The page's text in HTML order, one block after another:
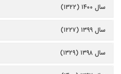
سال ۱۴۰۰ (۱۳۲۲)
سال ۱۳۹۹ (۱۲۲۷)
سال ۱۳۹۸ (۱۳۲۹)